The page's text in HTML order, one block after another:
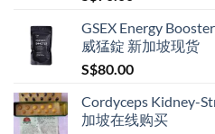
GSEX Energy
威猛錠 新加坡现货
S$80.00
Cordyceps Kidney-
加坡在线购买